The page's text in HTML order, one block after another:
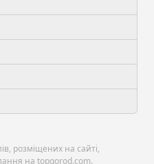
розміщених на сайті,
на topgorod.com.